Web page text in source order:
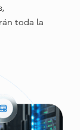
toda la